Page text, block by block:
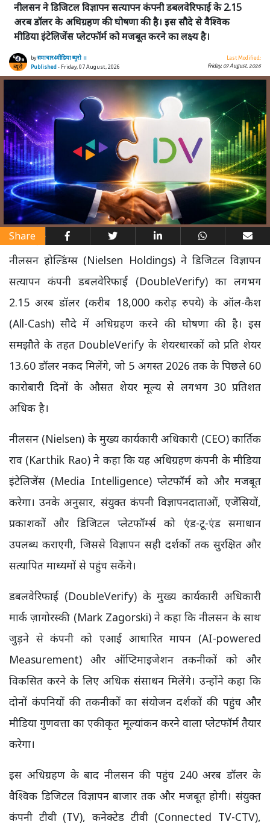
नीलसन ने डिजिटल विज्ञापन सत्यापन कंपनी डबलवेरिफाई के 2.15
अरब डॉलर के अधिग्रहण की घोषणा की है। इस सौदे से वैश्विक
मीडिया इंटेलिजेंस प्लेटफॉर्म को मजबूत करने का लक्ष्य है।
byसमाचार4मीडिया ब्यूरो ।।
Published- Friday, 07 August, 2026
Last Modified:
Friday, 07 August, 2026
Share
नीलसन होल्डिंग्स (Nielsen Holdings) ने डिजिटल विज्ञापन
सत्यापन कंपनी डबलवेरिफाई (DoubleVerify) का लगभग
2.15 अरब डॉलर (करीब 18,000 करोड़ रुपये) के ऑल-कैश
(All-Cash) सौदे में अधिग्रहण करने की घोषणा की है। इस
समझौते के तहत DoubleVerify के शेयरधारकों को प्रति शेयर
13.60 डॉलर नकद मिलेंगे, जो 5 अगस्त 2026 तक के पिछले 60
कारोबारी दिनों के औसत शेयर मूल्य से लगभग 30 प्रतिशत
अधिक है।
नीलसन (Nielsen) के मुख्य कार्यकारी अधिकारी (CEO) कार्तिक
राव (Karthik Rao) ने कहा कि यह अधिग्रहण कंपनी के मीडिया
इंटेलिजेंस (Media Intelligence) प्लेटफॉर्म को और मजबूत
करेगा। उनके अनुसार, संयुक्त कंपनी विज्ञापनदाताओं, एजेंसियों,
प्रकाशकों और डिजिटल प्लेटफॉर्म्स को एंड-टू-एंड समाधान
उपलब्ध कराएगी, जिससे विज्ञापन सही दर्शकों तक सुरक्षित और
सत्यापित माध्यमों से पहुंच सकेंगे।
डबलवेरिफाई (DoubleVerify) के मुख्य कार्यकारी अधिकारी
मार्क ज़ागोरस्की (Mark Zagorski) ने कहा कि नीलसन के साथ
जुड़ने से कंपनी को एआई आधारित मापन (AI-powered
Measurement) और ऑप्टिमाइजेशन तकनीकों को और
विकसित करने के लिए अधिक संसाधन मिलेंगे। उन्होंने कहा कि
दोनों कंपनियों की तकनीकों का संयोजन दर्शकों की पहुंच और
मीडिया गुणवत्ता का एकीकृत मूल्यांकन करने वाला प्लेटफॉर्म तैयार
करेगा।
इस अधिग्रहण के बाद नीलसन की पहुंच 240 अरब डॉलर के
वैश्विक डिजिटल विज्ञापन बाजार तक और मजबूत होगी। संयुक्त
कंपनी टीवी (TV), कनेक्टेड टीवी (Connected TV-CTV),